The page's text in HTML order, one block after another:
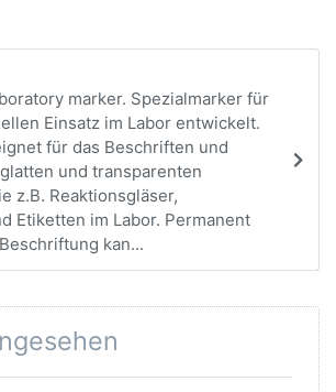
marker. Spezialmarker für
Einsatz im Labor entwickelt.
für das Beschriften und
und transparenten
z.B. Reaktionsgläser,
Etiketten im Labor. Permanent
kan...